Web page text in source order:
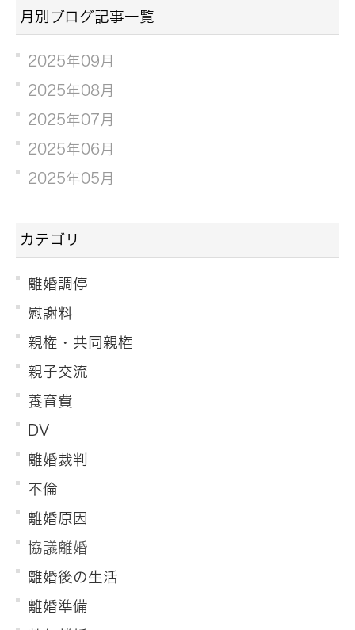
月別ブログ記事一覧
2025年09月
2025年08月
2025年07月
2025年06月
2025年05月
カテゴリ
離婚調停
慰謝料
親権・共同親権
親子交流
養育費
DV
離婚裁判
不倫
離婚原因
協議離婚
離婚後の生活
離婚準備